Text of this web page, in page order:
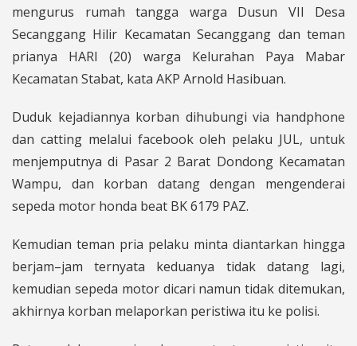
mengurus rumah tangga warga Dusun VII Desa
Secanggang Hilir Kecamatan Secanggang dan teman
prianya HARI (20) warga Kelurahan Paya Mabar
Kecamatan Stabat, kata AKP Arnold Hasibuan.
Duduk kejadiannya korban dihubungi via handphone
dan catting melalui facebook oleh pelaku JUL, untuk
menjemputnya di Pasar 2 Barat Dondong Kecamatan
Wampu, dan korban datang dengan mengenderai
sepeda motor honda beat BK 6179 PAZ.
Kemudian teman pria pelaku minta diantarkan hingga
berjam–jam ternyata keduanya tidak datang lagi,
kemudian sepeda motor dicari namun tidak ditemukan,
akhirnya korban melaporkan peristiwa itu ke polisi.